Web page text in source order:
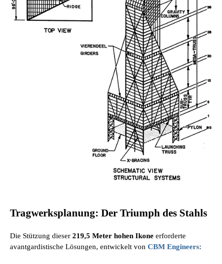
Tragwerksplanung: Der Triumph des Stahls
Die Stützung dieser 219,5 Meter hohen Ikone erforderte
avantgardistische Lösungen, entwickelt von CBM Engineers: